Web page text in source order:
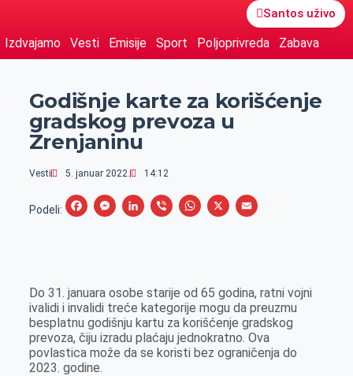
Santos uživo
Izdvajamo Vesti Emisije Sport Poljoprivreda Zabava
Godišnje karte za korišćenje
gradskog prevoza u
Zrenjaninu
Vesti 5. januar 2022. 14:12
Podeli:
F
b
o
o
k
M
e
n
g
e
L
e
d
I
n
V
r
W
s
A
p
p
X
E
l
Do 31. januara osobe starije od 65 godina, ratni vojni
ivalidi i invalidi treće kategorije mogu da preuzmu
besplatnu godišnju kartu za korišćenje gradskog
prevoza, čiju izradu plaćaju jednokratno. Ova
povlastica može da se koristi bez ograničenja do
2023. godine.